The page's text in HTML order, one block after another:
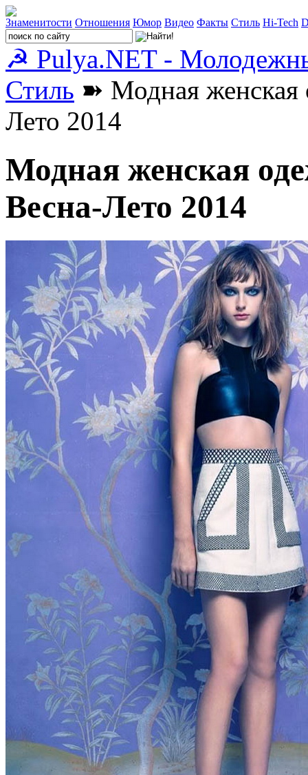
Знаменитости Отношения Юмор Видео Факты Стиль Hi-Tech
☭ Pulya.NET -
Стиль ➽ Модная женская
Лето 2014
Модная женская
Весна-Лето 2014